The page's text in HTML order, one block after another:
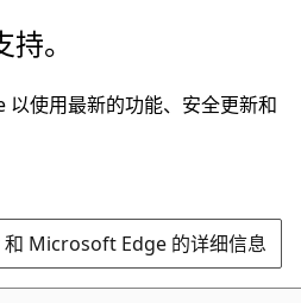
。
使用最新的功能、安全更新和
Microsoft Edge 的详细信息